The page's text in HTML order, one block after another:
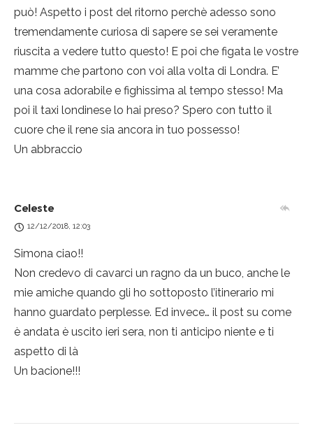
può! Aspetto i post del ritorno perchè adesso sono
tremendamente curiosa di sapere se sei veramente
riuscita a vedere tutto questo! E poi che figata le vostre
mamme che partono con voi alla volta di Londra. E’
una cosa adorabile e fighissima al tempo stesso! Ma
poi il taxi londinese lo hai preso? Spero con tutto il
cuore che il rene sia ancora in tuo possesso!
Un abbraccio
Celeste
12/12/2018, 12:03
Simona ciao!!
Non credevo di cavarci un ragno da un buco, anche le
mie amiche quando gli ho sottoposto l’itinerario mi
hanno guardato perplesse. Ed invece… il post su come
è andata è uscito ieri sera, non ti anticipo niente e ti
aspetto di là
Un bacione!!!